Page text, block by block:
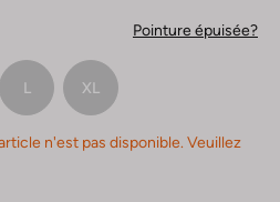
Pointure épuisée?
L XL
n'est pas disponible. Veuillez